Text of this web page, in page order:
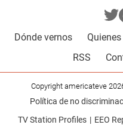
Dónde vernos
RSS
Copyright americateve
Política de no
TV Station Profiles
EEO